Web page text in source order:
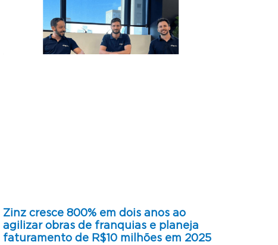
Zinz cresce 800% em dois anos ao
agilizar obras de franquias e planeja
faturamento de R$10 milhões em 2025